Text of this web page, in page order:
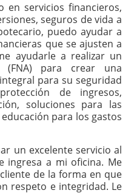
en servicios financieros,
seguros de vida a
puedo ayudar a
que se ajusten a
ayudarle a realizar un
(FNA) para crear una
para su seguridad
de ingresos,
soluciones para las
para los gastos
un excelente servicio al
ingresa a mi oficina. Me
de la forma en que
respeto e integridad. Le